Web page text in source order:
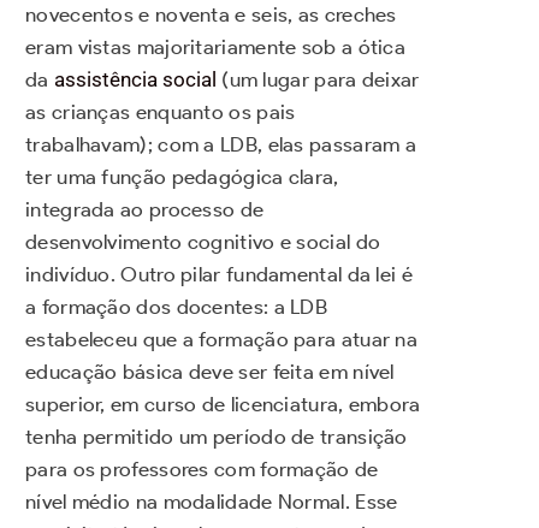
novecentos e noventa e seis, as creches
eram vistas majoritariamente sob a ótica
da assistência social (um lugar para deixar
as crianças enquanto os pais
trabalhavam); com a LDB, elas passaram a
ter uma função pedagógica clara,
integrada ao processo de
desenvolvimento cognitivo e social do
indivíduo. Outro pilar fundamental da lei é
a formação dos docentes: a LDB
estabeleceu que a formação para atuar na
educação básica deve ser feita em nível
superior, em curso de licenciatura, embora
tenha permitido um período de transição
para os professores com formação de
nível médio na modalidade Normal. Esse